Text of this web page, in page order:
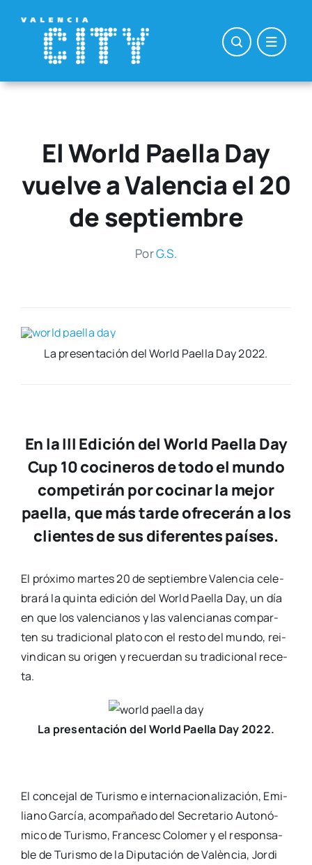
contenido
El World Paella Day
vuelve a Valencia el 20
de septiembre
PorG.S.
La pre­sen­ta­ción del World Pae­lla Day 2022.
En la III Edición del World Paella Day
Cup 10 cocineros de todo el mundo
competirán por cocinar la mejor
paella, que más tarde ofrecerán a los
clientes de sus diferentes países.
El pró­xi­mo mar­tes 20 de sep­tiem­bre Valen­cia cele­
bra­rá la quin­ta edi­ción del World Pae­lla Day, un día
en que los valen­cia­nos y las valen­cia­nas com­par­
ten su tra­di­cio­nal pla­to con el res­to del mun­do, rei­
vin­di­can su ori­gen y recuer­dan su tra­di­cio­nal rece­
ta.
La pre­sen­ta­ción del World Pae­lla Day 2022.
El con­ce­jal de Turis­mo e inter­na­cio­na­li­za­ción, Emi­
liano Gar­cía, acom­pa­ña­do del Secre­ta­rio Auto­nó­
mi­co de Turis­mo, Fran­cesc Colo­mer y el res­pon­sa­
ble de Turis­mo de la Dipu­tación de Valèn­cia, Jor­di